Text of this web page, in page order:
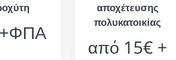
αποχέτευσης
πολυκατοικίας
από 15€ +